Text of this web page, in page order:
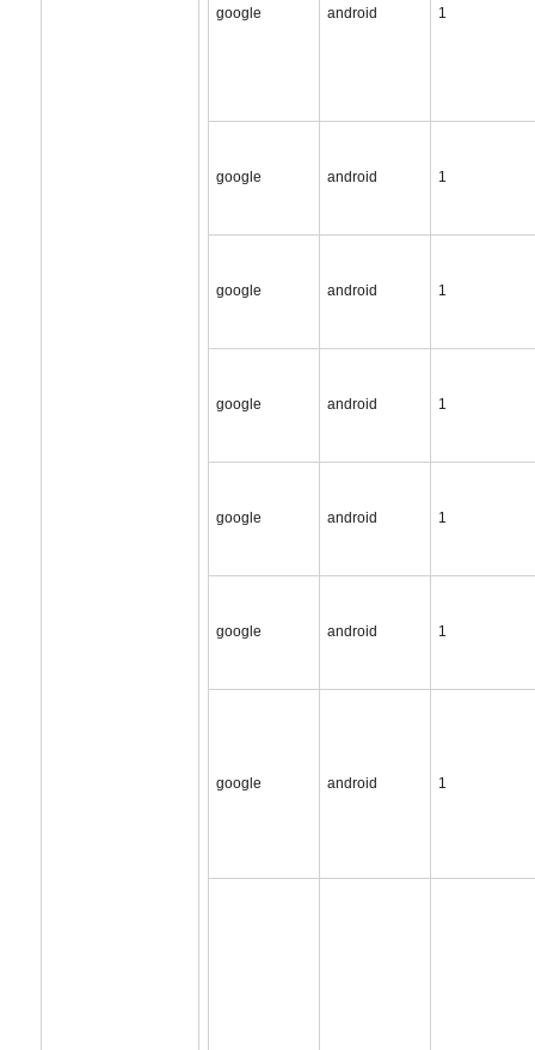
google android 1
google android 1
google android 1
google android 1
google android 1
google android 1
google android 1